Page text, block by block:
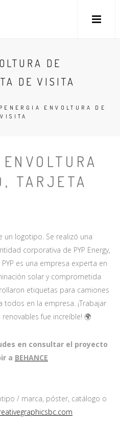
DE
DE VISITA
ENVOLTURA DE
TARJETA
un logotipo. Se realizó una
corporativa de PYP Energy,
es una empresa experta en
solar y comprometida
etiquetas para camiones
en la empresa. ¡Trabajar
fue increíble! 🌍
en consultar el proyecto
a BEHANCE
/ marca, póster, catálogo o